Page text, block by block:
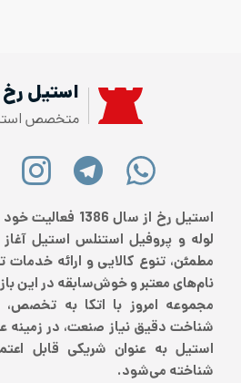
استیل رخ
متخصص
استیل رخ از سال
لوله و پروفیل استنلس استیل آغاز
مطمئن، تنوع کالایی و ارائه
نام‌های معتبر و خوش‌سابقه در این
مجموعه امروز با اتکا به
شناخت دقیق نیاز صنعت، در زمینه
استیل به عنوان شریکی قابل
شناخته می‌شود.